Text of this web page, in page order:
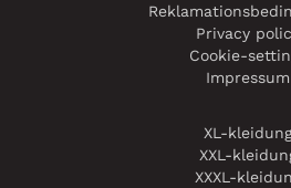
Privacy
Cookie-
Impressum
XL-kleidung
XXL-
XXXL-